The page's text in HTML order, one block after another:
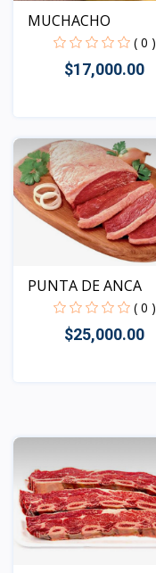
MUCHACHO
( 0 )
$17,000.00
Vista
PUNTA DE ANCA
( 0 )
$25,000.00